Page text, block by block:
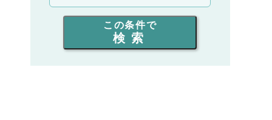
出力を選ぶ
同時通話人数を選ぶ
この条件で
検索